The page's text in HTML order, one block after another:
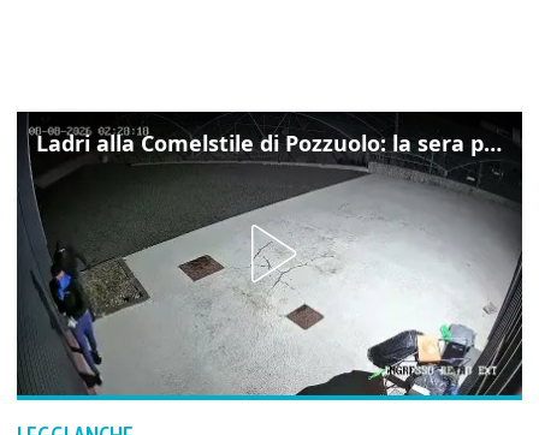
Ladri alla Comelstile di Pozzuolo: la sera prima il tentato furto a Buja, ecco le immagini